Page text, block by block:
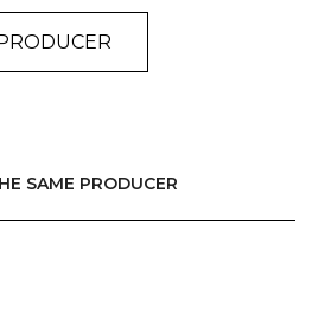
SAME PRODUCER